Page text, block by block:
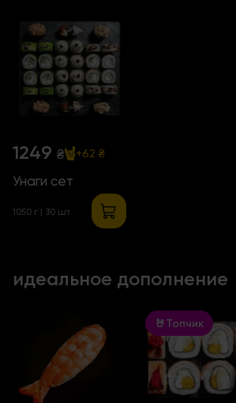
1249 ₴ +62 ₴
Унаги сет
1050 г | 30 шт
идеальное дополнение
🤘Топчик